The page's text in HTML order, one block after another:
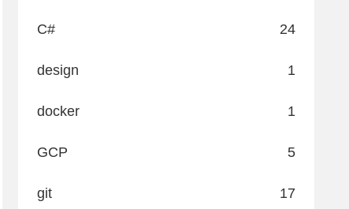
C# 24
design 1
docker 1
GCP 5
git 17